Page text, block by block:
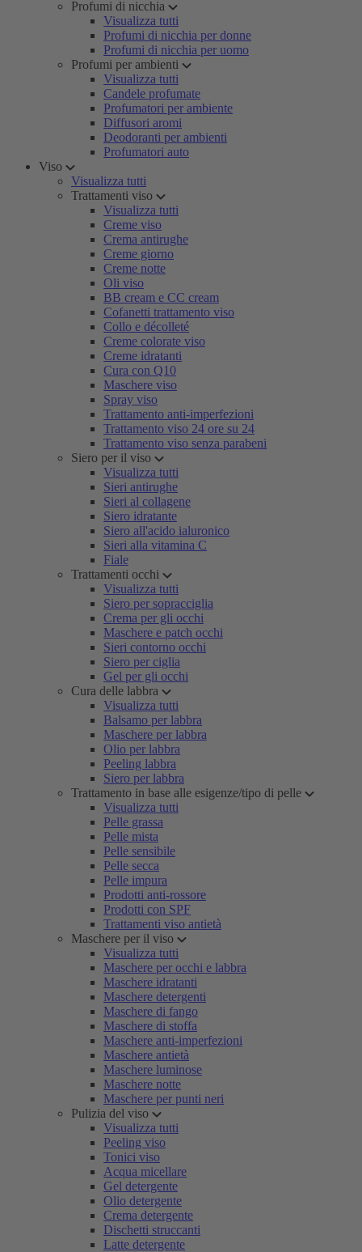
Profumi di nicchia
Visualizza tutti
Profumi di nicchia per donne
Profumi di nicchia per uomo
Profumi per ambienti
Visualizza tutti
Candele profumate
Profumatori per ambiente
Diffusori aromi
Deodoranti per ambienti
Profumatori auto
Viso
Visualizza tutti
Trattamenti viso
Visualizza tutti
Creme viso
Crema antirughe
Creme giorno
Creme notte
Oli viso
BB cream e CC cream
Cofanetti trattamento viso
Collo e décolleté
Creme colorate viso
Creme idratanti
Cura con Q10
Maschere viso
Spray viso
Trattamento anti-imperfezioni
Trattamento viso 24 ore su 24
Trattamento viso senza parabeni
Siero per il viso
Visualizza tutti
Sieri antirughe
Sieri al collagene
Siero idratante
Siero all'acido ialuronico
Sieri alla vitamina C
Fiale
Trattamenti occhi
Visualizza tutti
Siero per sopracciglia
Crema per gli occhi
Maschere e patch occhi
Sieri contorno occhi
Siero per ciglia
Gel per gli occhi
Cura delle labbra
Visualizza tutti
Balsamo per labbra
Maschere per labbra
Olio per labbra
Peeling labbra
Siero per labbra
Trattamento in base alle esigenze/tipo di pelle
Visualizza tutti
Pelle grassa
Pelle mista
Pelle sensibile
Pelle secca
Pelle impura
Prodotti anti-rossore
Prodotti con SPF
Trattamenti viso antietà
Maschere per il viso
Visualizza tutti
Maschere per occhi e labbra
Maschere idratanti
Maschere detergenti
Maschere di fango
Maschere di stoffa
Maschere anti-imperfezioni
Maschere antietà
Maschere luminose
Maschere notte
Maschere per punti neri
Pulizia del viso
Visualizza tutti
Peeling viso
Tonici viso
Acqua micellare
Gel detergente
Olio detergente
Crema detergente
Dischetti struccanti
Latte detergente